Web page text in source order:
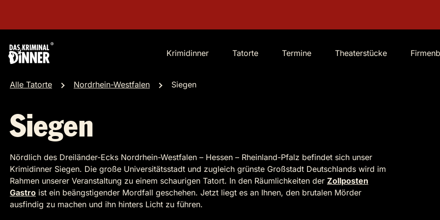
Krimidinner Tatorte Termine Theaterstücke
Alle Tatorte Nordrhein-Westfalen Siegen
Siegen
Nördlich des Dreiländer-Ecks Nordrhein-Westfalen – Hessen – Rheinland-Pfalz befindet sich unser
Krimidinner Siegen. Die große Universitätsstadt und zugleich grünste Großstadt Deutschlands wird im
Rahmen unserer Veranstaltung zu einem schaurigen Tatort. In den Räumlichkeiten der Zollposten
Gastro ist ein beängstigender Mordfall geschehen. Jetzt liegt es an Ihnen, den brutalen Mörder
ausfindig zu machen und ihn hinters Licht zu führen.